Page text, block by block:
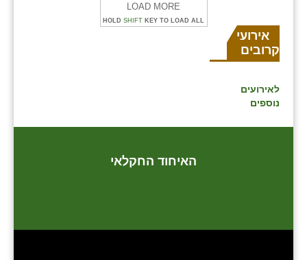
LOAD MORE
HOLD SHIFT KEY TO LOAD ALL
אירועים
קרובים
לאירועים
נוספים
האיחוד החקלאי